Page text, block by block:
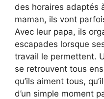
des horaires adaptés
maman, ils vont
Avec leur papa, ils
escapades lorsque
travail le permettent.
se retrouvent tous
qu’ils aiment tous,
d’un simple moment